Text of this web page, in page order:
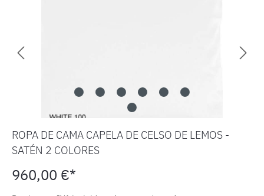
ROPA DE CAMA CAPELA DE CELSO DE LEMOS -
SATÉN 2 COLORES
960,00 €*